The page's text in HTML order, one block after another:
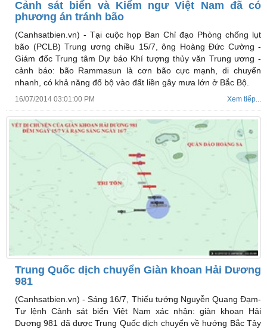
Cảnh sát biển và Kiểm ngư Việt Nam đã có
phương án tránh bão
(Canhsatbien.vn) - Tại cuộc họp Ban Chỉ đạo Phòng chống lụt
bão (PCLB) Trung ương chiều 15/7, ông Hoàng Đức Cường -
Giám đốc Trung tâm Dự báo Khí tượng thủy văn Trung ương -
cảnh báo: bão Rammasun là cơn bão cực mạnh, di chuyển
nhanh, có khả năng đổ bộ vào đất liền gây mưa lớn ở Bắc Bộ.
16/07/2014 03:01:00 PM Xem tiếp...
Trung Quốc dịch chuyển Giàn khoan Hải Dương
981
(Canhsatbien.vn) -Sáng 16/7, Thiếu tướng Nguyễn Quang Đạm-
Tư lệnh Cảnh sát biển Việt Nam xác nhận: giàn khoan Hải
Dương 981 đã được Trung Quốc dịch chuyển về hướng Bắc Tây